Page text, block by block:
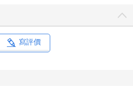
寫評價